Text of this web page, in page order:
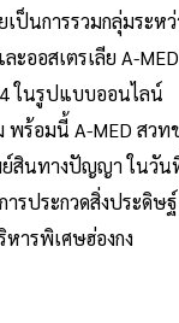
ป็นการรวมกลุ่มระหว่
ะออสเตรเลียA-MED
ในรูปแบบออนไลน์
พร้อมนี้ A-MED สวท
ย์สินทางปัญญา ในวัน
รประกวดสิ่งประดิษฐ์
ารพิเศษฮ่องกง